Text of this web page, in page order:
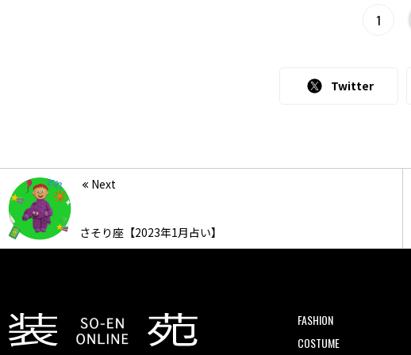
1
Twitter
Next
さそり座【2023年1月占い】
FASHION
COSTUME